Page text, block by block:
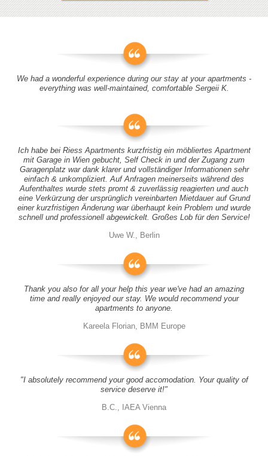
We had a wonderful experience during our stay at your apartments -
everything was well-maintained, comfortable Sergeii K.
Ich habe bei Riess Apartments kurzfristig ein möbliertes Apartment
mit Garage in Wien gebucht, Self Check in und der Zugang zum
Garagenplatz war dank klarer und vollständiger Informationen sehr
einfach & unkompliziert. Auf Anfragen meinerseits während des
Aufenthaltes wurde stets promt & zuverlässig reagierten und auch
eine Verkürzung der ursprünglich vereinbarten Mietdauer auf Grund
einer kurzfristigen Änderung war überhaupt kein Problem und wurde
schnell und professionell abgewickelt. Großes Lob für den Service!
Uwe W., Berlin
Thank you also for all your help this year we've had an amazing
time and really enjoyed our stay. We would recommend your
apartments to anyone.
Kareela Florian, BMM Europe
"I absolutely recommend your good accomodation. Your quality of
service deserve it!"
B.C., IAEA Vienna